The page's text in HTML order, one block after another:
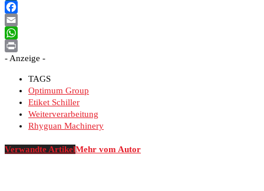
XING
Facebook
Email
WhatsApp
Print
- Anzeige -
TAGS
Optimum Group
Etiket Schiller
Weiterverarbeitung
Rhyguan Machinery
Verwandte ArtikelMehr vom Autor